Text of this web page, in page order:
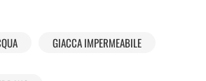
GIACCA IMPERMEABILE